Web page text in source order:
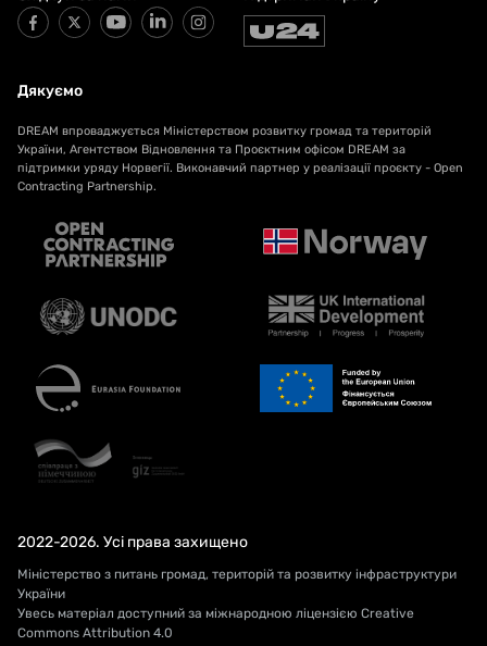
Дякуємо
DREAM впроваджується Міністерством розвитку громад та територій
України, Агентством Відновлення та Проєктним офісом DREAM за
підтримки уряду Норвегії. Виконавчий партнер у реалізації проєкту - Open
Contracting Partnership.
2022-2026. Усі права захищено
Міністерство з питань громад, територій та розвитку інфраструктури
України
Увесь матеріал доступний за міжнародною ліцензією Creative
Commons Attribution 4.0